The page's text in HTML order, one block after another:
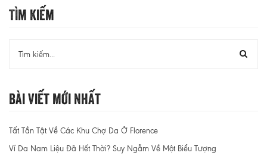
Tìm Kiếm
Bài Viết Mới Nhất
Tất Tần Tật Về Các Khu Chợ Da Ở Florence
Ví Da Nam Liệu Đã Hết Thời? Suy Ngẫm Về Một Biểu Tượng